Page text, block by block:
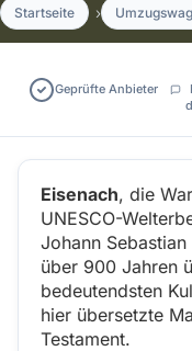
Startseite
Geprüfte Anbieter
Eisenach, die
UNESCO-
Johann
über 900 Jahren
bedeutendsten
hier übersetzte
Testament.